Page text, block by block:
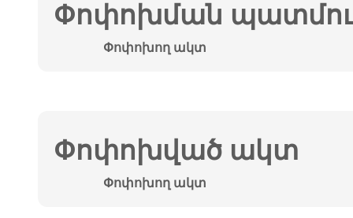
Փոփոխման
Փոփոխող ակտ
Փոփոխված ակտ
Փոփոխող ակտ